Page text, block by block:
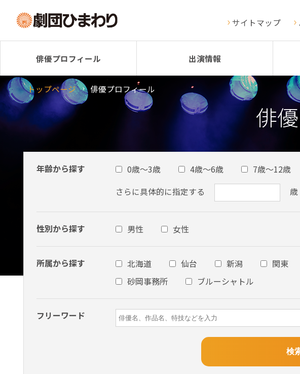
サイトマップ
俳優プロフィール 出演情報
トップページ 俳優プロフィール
俳
年齢から探す 0歳～3歳 4歳～6歳 7歳～12歳
さらに具体的に指定する 歳
性別から探す 男性 女性
所属から探す 北海道 仙台 新潟 関東
砂岡事務所
ブルーシャトル
フリーワード